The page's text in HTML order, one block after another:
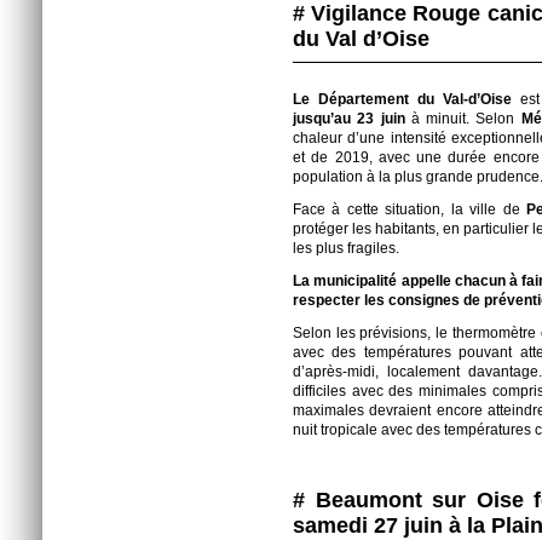
# Vigilance Rouge
du Val d’Oise
Le Département du Val-d’Oise
jusqu’au 23 juinà minuit. Selon
chaleur d’une intensité
et de 2019, avec une durée
population à la plus grande prudence.
Face à cette situation, la ville de
protéger les habitants, en particulier
les plus fragiles.
La municipalité appelle chacun à
respecter les consignes de
Selon les prévisions, le
avec des températures pouvant
d’après-midi, localement
difficiles avec des minimales
maximales devraient encore
nuit tropicale avec des températures
# Beaumont sur Oise
samedi 27 juin à la